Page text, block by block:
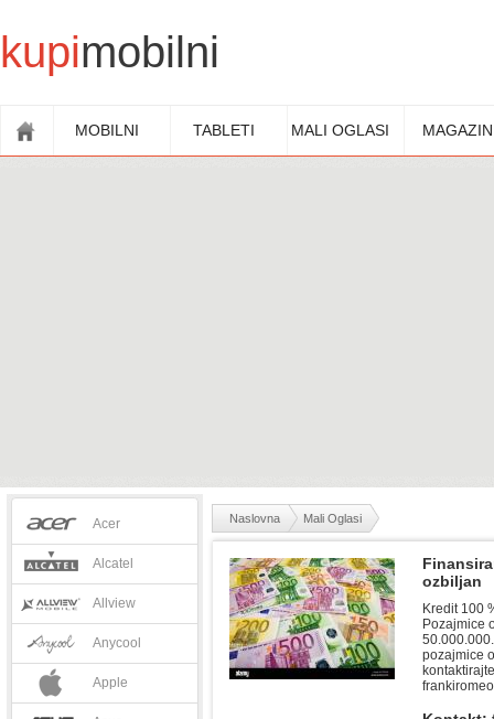
kupimobilni
MOBILNI TABLETI MALI OGLASI MAGAZIN
Acer
Alcatel
Allview
Anycool
Apple
Naslovna Mali Oglasi
ozbiljan
Kredit 100
Pozajmice
pozajmice